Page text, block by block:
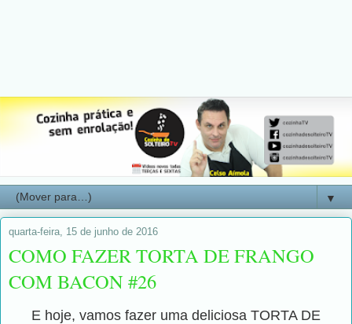
▼
quarta-feira, 15 de junho de 2016
COMO FAZER TORTA DE FRANGO
COM BACON #26
E hoje, vamos fazer uma deliciosa TORTA DE